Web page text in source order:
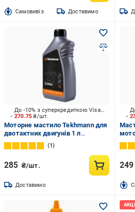
Cамовивіз Доставимо
270.75₴/шт.
До -10% з суперкредиткою Visa Вигода
Моторне мастило Tekhmann для
двотактних двигунів 1 л
(852317)
1
285 ₴/шт.
Доставимо
249